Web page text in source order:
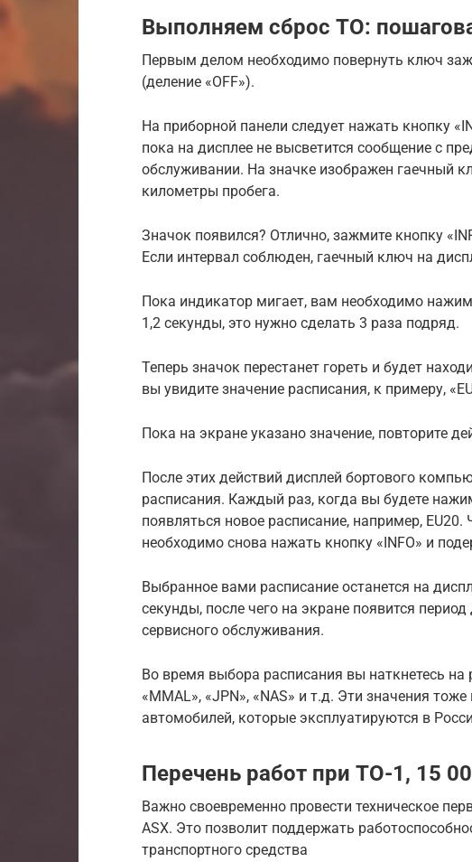
Выполняем сброс ТО:
Первым делом необходимо повернуть ключ
(деление «OFF»).
На приборной панели следует нажать кнопку
пока на дисплее не высветится сообщение с
обслуживании. На значке изображен гаечный
километры пробега.
Значок появился? Отлично, зажмите кнопку
Если интервал соблюден, гаечный ключ на
Пока индикатор мигает, вам необходимо
1,2 секунды, это нужно сделать 3 раза подряд.
Теперь значок перестанет гореть и будет
вы увидите значение расписания, к примеру,
Пока на экране указано значение, повторите
После этих действий дисплей бортового
расписания. Каждый раз, когда вы будете
появляться новое расписание, например,
необходимо снова нажать кнопку «INFO» и
Выбранное вами расписание останется на
секунды, после чего на экране появится
сервисного обслуживания.
Во время выбора расписания вы наткнетесь
«MMAL», «JPN», «NAS» и т.д. Эти значения
автомобилей, которые эксплуатируются в
Перечень работ при ТО-1, 15
Важно своевременно провести техническое
ASX. Это позволит поддержать
транспортного средства